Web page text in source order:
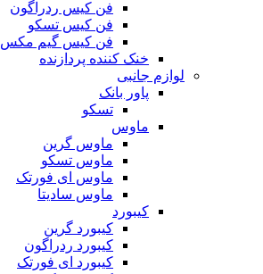
فن کیس ردراگون
فن کیس تسکو
فن کیس گیم مکس
خنک کننده پردازنده
لوازم جانبی
پاور بانک
تسکو
ماوس
ماوس گرین
ماوس تسکو
ماوس ای فورتک
ماوس سادیتا
کیبورد
کیبورد گرین
کیبورد ردراگون
کیبورد ای فورتک